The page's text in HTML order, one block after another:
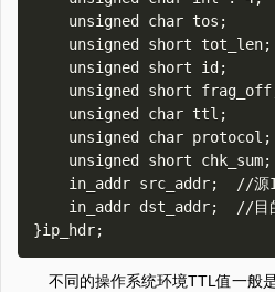
不同的操作系统环境TTL值一般